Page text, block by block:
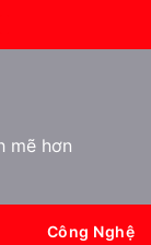
mẽ hơn
Công Nghệ